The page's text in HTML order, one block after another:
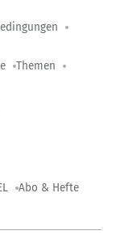
Themen
Abo & Hefte